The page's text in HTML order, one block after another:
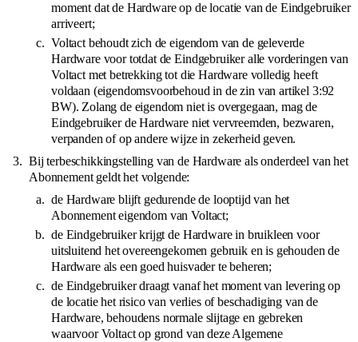
moment dat de Hardware op de locatie van de Eindgebruiker
arriveert;
Voltact behoudt zich de eigendom van de geleverde
Hardware voor totdat de Eindgebruiker alle vorderingen van
Voltact met betrekking tot die Hardware volledig heeft
voldaan (eigendomsvoorbehoud in de zin van artikel 3:92
BW). Zolang de eigendom niet is overgegaan, mag de
Eindgebruiker de Hardware niet vervreemden, bezwaren,
verpanden of op andere wijze in zekerheid geven.
Bij terbeschikkingstelling van de Hardware als onderdeel van het
Abonnement geldt het volgende:
de Hardware blijft gedurende de looptijd van het
Abonnement eigendom van Voltact;
de Eindgebruiker krijgt de Hardware in bruikleen voor
uitsluitend het overeengekomen gebruik en is gehouden de
Hardware als een goed huisvader te beheren;
de Eindgebruiker draagt vanaf het moment van levering op
de locatie het risico van verlies of beschadiging van de
Hardware, behoudens normale slijtage en gebreken
waarvoor Voltact op grond van deze Algemene